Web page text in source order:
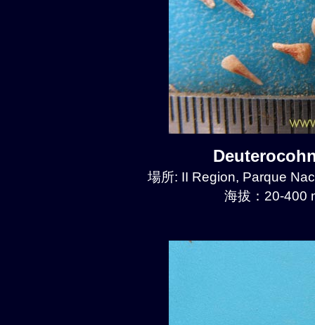
場所: II Region, Parque
海拔：20-400